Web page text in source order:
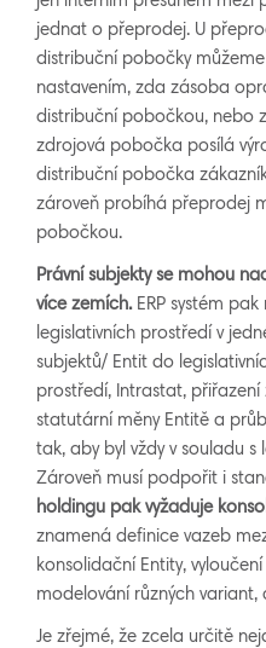
jednat o přeprodej. U
distribuční pobočky
nastavením, zda zásoba
distribuční pobočkou, nebo
zdrojová pobočka posílá
distribuční pobočka
zároveň probíhá přeprodej
pobočkou.
Právní subjekty se mohou
více zemích.ERP systém
legislativních prostředí v
subjektů/ Entit do
prostředí, Intrastat,
statutární měny Entitě a
tak, aby byl vždy v souladu s
Zároveň musí podpořit i
holdingu pak vyžaduje
znamená definice vazeb
konsolidační Entity,
modelování různých variant,
Je zřejmé, že zcela určitě